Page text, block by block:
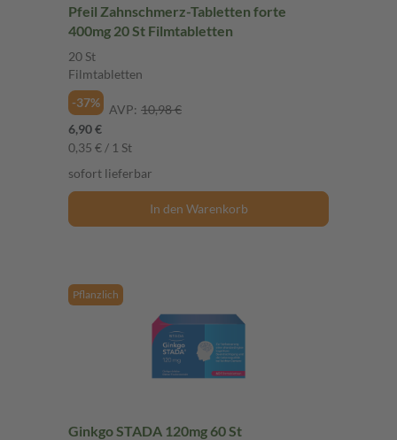
Pfeil Zahnschmerz-Tabletten forte
400mg 20 St Filmtabletten
20 St
Filmtabletten
-37%
AVP: 10,98 €
6,90 €
0,35 € / 1 St
sofort lieferbar
In den Warenkorb
Pflanzlich
Ginkgo STADA 120mg 60 St